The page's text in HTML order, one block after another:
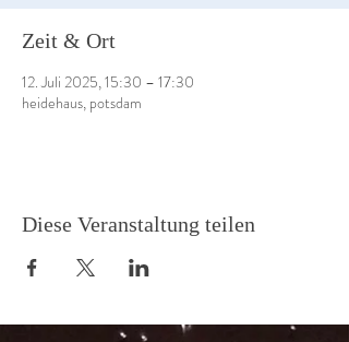
Zeit & Ort
12. Juli 2025, 15:30 – 17:30
heidehaus, potsdam
Diese Veranstaltung teilen